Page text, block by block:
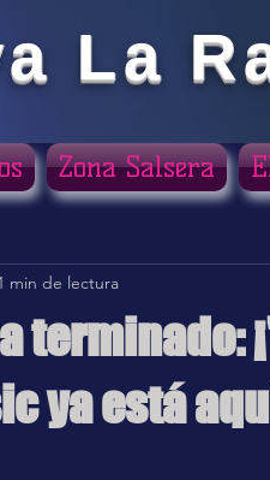
La
terminado:
ya está
min de lectura
Zona Salsera